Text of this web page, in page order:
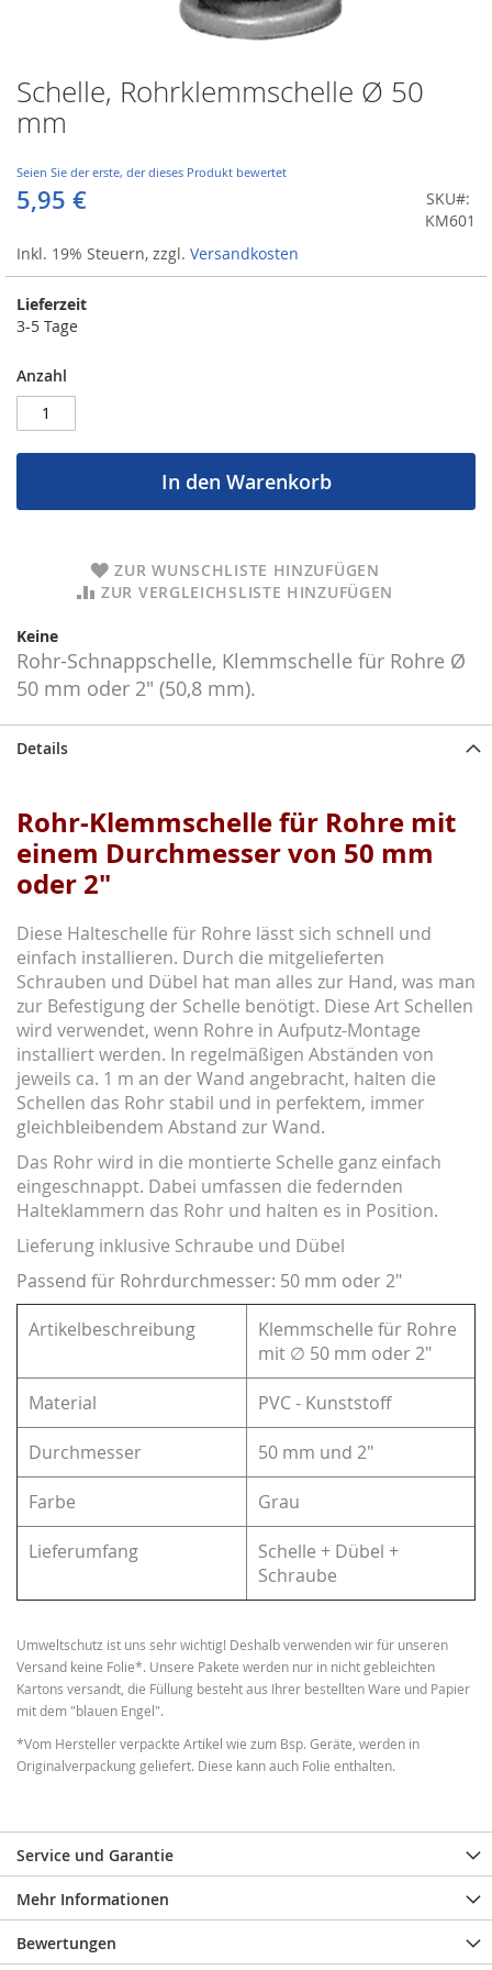
Schelle, Rohrklemmschelle Ø 50
mm
Seien Sie der erste, der dieses Produkt bewertet
5,95 €
Inkl. 19% Steuern, zzgl. Versandkosten
SKU
KM601
Lieferzeit
3-5 Tage
Anzahl
In den Warenkorb
ZUR WUNSCHLISTE HINZUFÜGEN
ZUR VERGLEICHSLISTE HINZUFÜGEN
Keine
Rohr-Schnappschelle, Klemmschelle für Rohre Ø
50 mm oder 2" (50,8 mm).
Zum
Anfang
der
springen
Details
Rohr-Klemmschelle für Rohre mit
einem Durchmesser von 50 mm
oder 2"
Diese Halteschelle für Rohre lässt sich schnell und
einfach installieren. Durch die mitgelieferten
Schrauben und Dübel hat man alles zur Hand, was man
zur Befestigung der Schelle benötigt. Diese Art Schellen
wird verwendet, wenn Rohre in Aufputz-Montage
installiert werden. In regelmäßigen Abständen von
jeweils ca. 1 m an der Wand angebracht, halten die
Schellen das Rohr stabil und in perfektem, immer
gleichbleibendem Abstand zur Wand.
Das Rohr wird in die montierte Schelle ganz einfach
eingeschnappt. Dabei umfassen die federnden
Halteklammern das Rohr und halten es in Position.
Lieferung inklusive Schraube und Dübel
Passend für Rohrdurchmesser: 50 mm oder 2"
Artikelbeschreibung
Klemmschelle für Rohre
mit ∅ 50 mm oder 2"
Material PVC - Kunststoff
Durchmesser 50 mm und 2"
Farbe Grau
Lieferumfang
Schelle + Dübel +
Schraube
Umweltschutz ist uns sehr wichtig! Deshalb verwenden wir für unseren
Versand keine Folie*. Unsere Pakete werden nur in nicht gebleichten
Kartons versandt, die Füllung besteht aus Ihrer bestellten Ware und Papier
mit dem "blauen Engel".
*Vom Hersteller verpackte Artikel wie zum Bsp. Geräte, werden in
Originalverpackung geliefert. Diese kann auch Folie enthalten.
Service und Garantie
Mehr Informationen
Bewertungen